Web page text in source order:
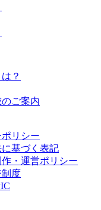
？
ご案内
リシー
基づく表記
・運営ポリシー
制度